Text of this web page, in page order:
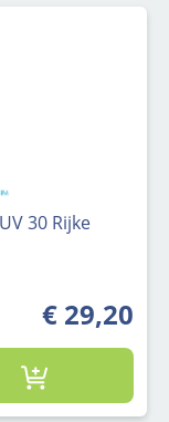
30 Rijke
€ 29,20